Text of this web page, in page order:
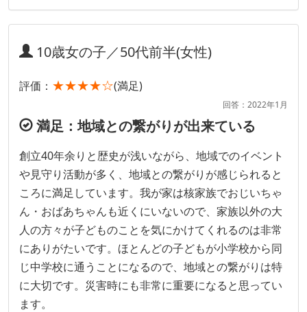
10歳女の子／50代前半(女性)
評価： ★★★★☆(満足)
回答：2022年1月
満足：地域との繋がりが出来ている
創立40年余りと歴史が浅いながら、地域でのイベント
や見守り活動が多く、地域との繋がりが感じられると
ころに満足しています。我が家は核家族でおじいちゃ
ん・おばあちゃんも近くにいないので、家族以外の大
人の方々が子どものことを気にかけてくれるのは非常
にありがたいです。ほとんどの子どもが小学校から同
じ中学校に通うことになるので、地域との繋がりは特
に大切です。災害時にも非常に重要になると思ってい
ます。